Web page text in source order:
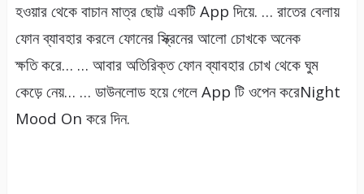
হওয়ার থেকে বাচান মাত্র ছোট্ট একটি App দিয়ে. … রাতের বেলায়
ফোন ব্যাবহার করলে ফোনের স্ক্রিনের আলো চোখকে অনেক
ক্ষতি করে… … আবার অতিরিক্ত ফোন ব্যাবহার চোখ থেকে ঘুম
কেড়ে নেয়… … ডাউনলোড হয়ে গেলে App টি ওপেন করেNight
Mood On করে দিন.